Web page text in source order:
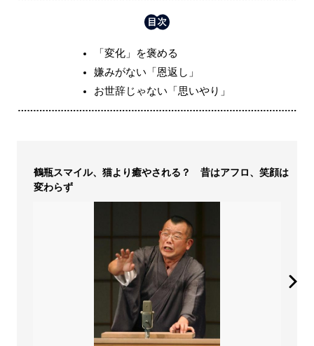
「変化」を褒める
嫌みがない「恩返し」
お世辞じゃない「思いやり」
鶴瓶スマイル、猫より癒やされる？ 昔はアフロ、笑顔は
変わらず